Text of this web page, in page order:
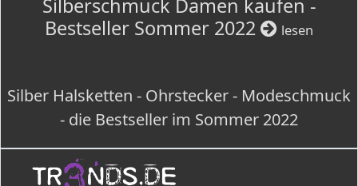
Silberschmuck Damen kaufen -
Bestseller Sommer 2022
lesen
Silber Halsketten - Ohrstecker - Modeschmuck
- die Bestseller im Sommer 2022